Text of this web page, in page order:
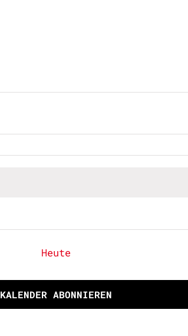
Heute
KALENDER ABONNIEREN